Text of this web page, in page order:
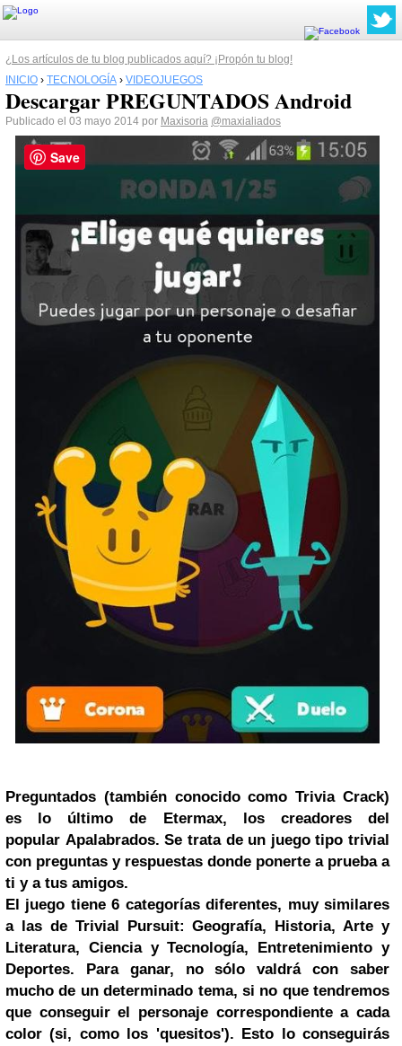
¿Los artículos de tu blog publicados aquí? ¡Propón tu blog!
INICIO › TECNOLOGÍA › VIDEOJUEGOS
Descargar PREGUNTADOS Android
Publicado el 03 mayo 2014 por Maxisoria @maxialiados
Preguntados (también conocido como Trivia Crack)
es lo último de Etermax, los creadores del
popular Apalabrados. Se trata de un juego tipo trivial
con preguntas y respuestas donde ponerte a prueba a
ti y a tus amigos.
El juego tiene 6 categorías diferentes, muy similares
a las de Trivial Pursuit: Geografía, Historia, Arte y
Literatura, Ciencia y Tecnología, Entretenimiento y
Deportes. Para ganar, no sólo valdrá con saber
mucho de un determinado tema, si no que tendremos
que conseguir el personaje correspondiente a cada
color (si, como los 'quesitos'). Esto lo conseguirás
Save